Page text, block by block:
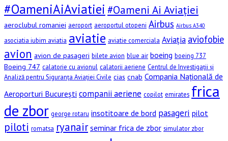
#OameniAiAviatiei #Oameni Ai Aviației
aeroclubul romaniei aeroport aeroportul otopeni Airbus Airbus A340
asociatia iubim aviatia aviatie aviatie comerciala Aviația aviofobie
avion avion de pasageri bilete avion blue air boeing boeing 737
Boeing 747 calatorie cu avionul calatorii aeriene Centrul de Investigații și
Analiză pentru Siguranța Aviației Civile cias cnab Compania Națională de
Aeroporturi București companii aeriene copilot emirates frica
de zbor george rotaru insotitoare de bord pasageri pilot
piloti romatsa ryanair seminar frica de zbor simulator zbor